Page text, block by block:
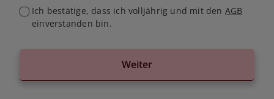
Ich bestätige, dass ich volljährig und mit den AGB
einverstanden bin.
Weiter